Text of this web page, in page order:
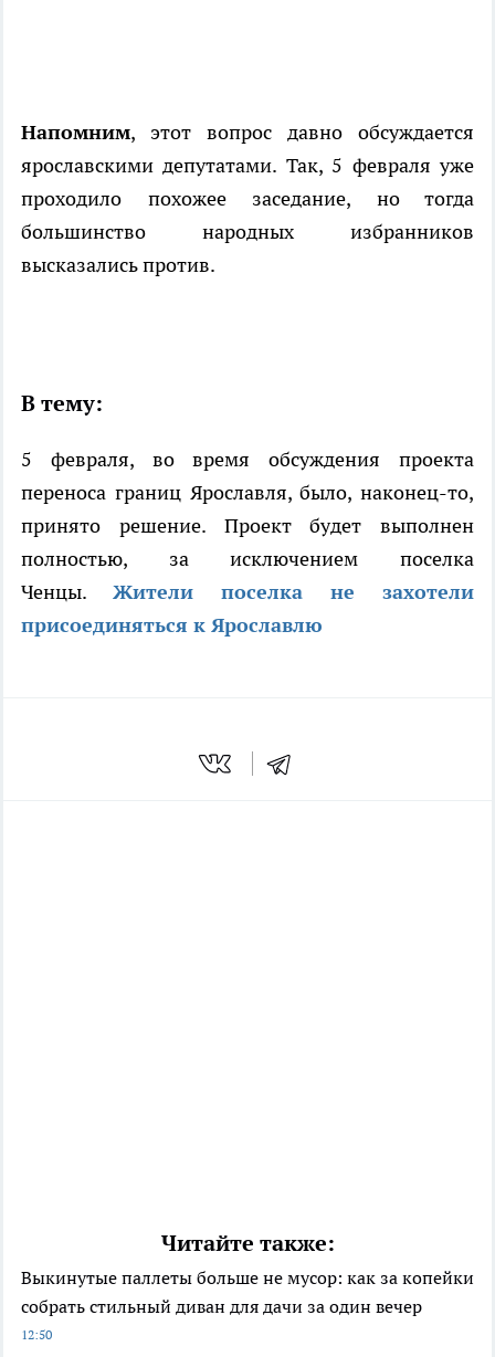
Напомним, этот вопрос давно обсуждается
ярославскими депутатами. Так, 5 февраля уже
проходило похожее заседание, но тогда
большинство народных избранников
высказались против.
В тему:
5 февраля, во время обсуждения проекта
переноса границ Ярославля, было, наконец-то,
принято решение. Проект будет выполнен
полностью, за исключением поселка
Ченцы. Жители поселка не захотели
присоединяться к Ярославлю
Читайте также:
Выкинутые паллеты больше не мусор: как за копейки
собрать стильный диван для дачи за один вечер
12:50